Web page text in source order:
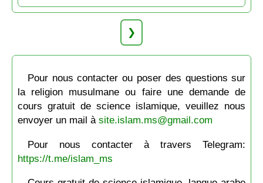
❯
Pour nous contacter ou poser des questions sur
la religion musulmane ou faire une demande de
cours gratuit de science islamique, veuillez nous
envoyer un mail à site.islam.ms@gmail.com
Pour nous contacter à travers Telegram:
https://t.me/islam_ms